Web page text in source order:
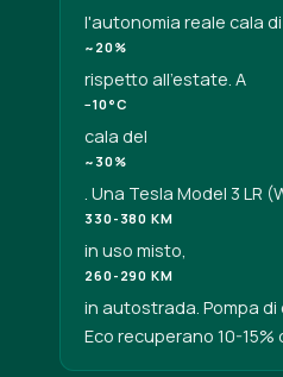
l'autonomia reale cala di
~20%
rispetto all'estate. A
−10°C
cala del
~30%
. Una Tesla Model 3 LR
330-380 KM
in uso misto,
260-290 KM
in autostrada. Pompa
Eco recuperano 10-15%